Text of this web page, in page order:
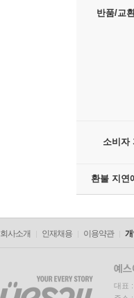
반품/교
소비자
환불 지연
회사소개 인재채용 이용약관 개
대표